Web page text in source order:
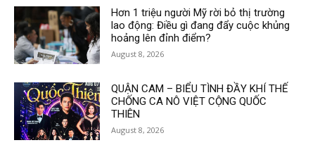
Hơn 1 triệu người Mỹ rời bỏ thị trường
lao động: Điều gì đang đẩy cuộc khủng
hoảng lên đỉnh điểm?
August 8, 2026
QUẬN CAM – BIỂU TÌNH ĐẦY KHÍ THẾ
CHỐNG CA NÔ VIỆT CỘNG QUỐC
THIÊN
August 8, 2026